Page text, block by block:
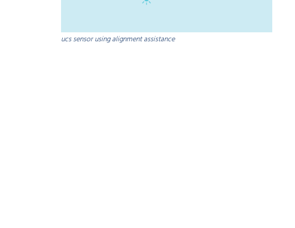
ucs sensor using alignment assistance